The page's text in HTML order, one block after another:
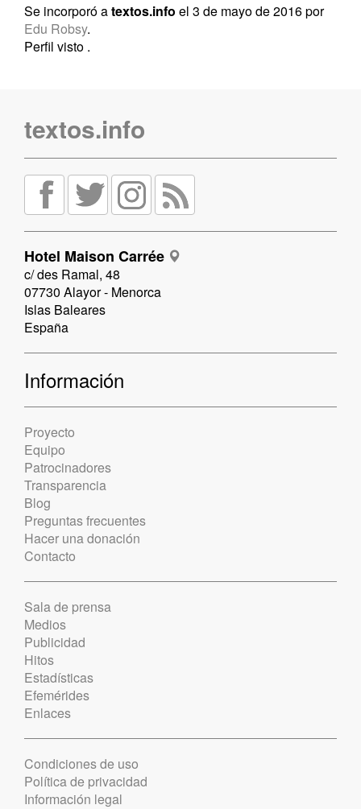
Se incorporó atextos.info el 3 de mayo de 2016 por
Edu Robsy.
Perfil visto .
textos.info
Hotel Maison Carrée
c/ des Ramal, 48
07730 Alayor - Menorca
Islas Baleares
España
Información
Proyecto
Equipo
Patrocinadores
Transparencia
Blog
Preguntas frecuentes
Hacer una donación
Contacto
Sala de prensa
Medios
Publicidad
Hitos
Estadísticas
Efemérides
Enlaces
Condiciones de uso
Política de privacidad
Información legal